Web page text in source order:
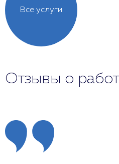
Все услуги
Отзывы о